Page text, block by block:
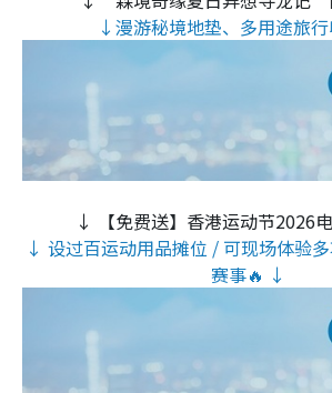
↓漫游秘境地垫、多用途旅
↓ 【免费送】香港运动节2026
↓ 设过百运动用品摊位 / 可现场体验
赛事🔥 ↓